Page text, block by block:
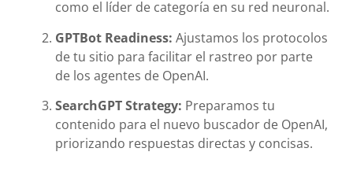
como el líder de categoría en su red neuronal.
GPTBot Readiness: Ajustamos los protocolos
de tu sitio para facilitar el rastreo por parte
de los agentes de OpenAI.
SearchGPT Strategy: Preparamos tu
contenido para el nuevo buscador de OpenAI,
priorizando respuestas directas y concisas.